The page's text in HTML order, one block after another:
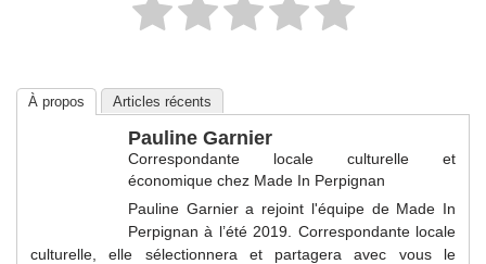
À propos Articles récents
Pauline Garnier
Correspondante locale culturelle et
économique chez Made In Perpignan
Pauline Garnier a rejoint l'équipe de Made In
Perpignan à l’été 2019. Correspondante locale
culturelle, elle sélectionnera et partagera avec vous le